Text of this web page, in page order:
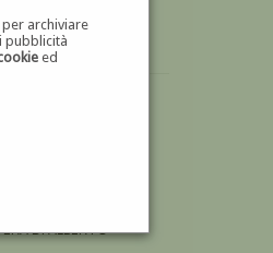
archiviare
pubblicità
ed
DI ALBERTO